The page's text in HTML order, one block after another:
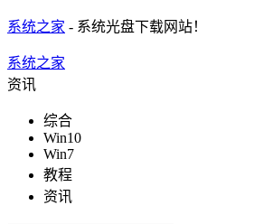
系统之家 - 系统光盘下载网站！
系统之家
资讯
综合
Win10
Win7
教程
资讯